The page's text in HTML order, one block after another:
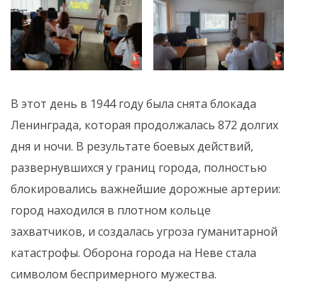
В этот день в 1944 году была снята блокада
Ленинграда, которая продолжалась 872 долгих
дня и ночи. В результате боевых действий,
развернувшихся у границ города, полностью
блокировались важнейшие дорожные артерии:
город находился в плотном кольце
захватчиков, и создалась угроза гуманитарной
катастрофы. Оборона города на Неве стала
символом беспримерного мужества.